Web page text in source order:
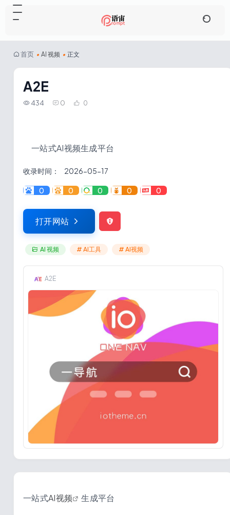
首页 • AI 视频 • 正文
A2E
434 0 0
一站式AI视频生成平台
收录时间： 2026-05-17
0 0 0 0 0
打开网站
AI 视频 # AI工具 # AI视频
A2E
一站式AI视频 生成平台